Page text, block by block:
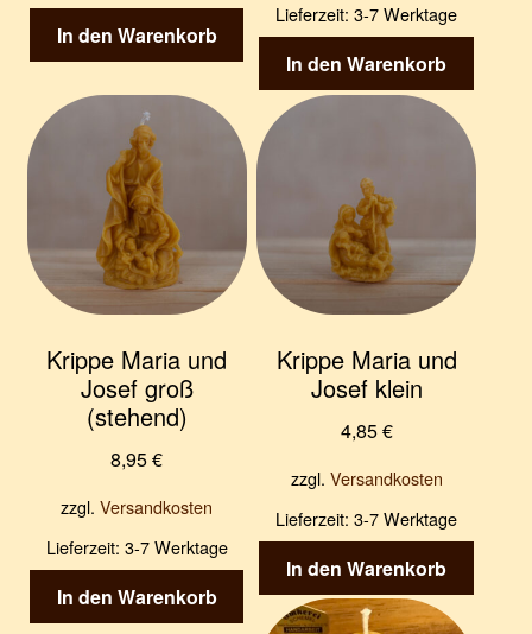
In den Warenkorb
Lieferzeit:3-7 Werktage
In den Warenkorb
Krippe Maria und
Josef groß
(stehend)
8,95€
zzgl.Versandkosten
Lieferzeit: 3-7 Werktage
In den Warenkorb
Krippe Maria und
Josef klein
4,85€
zzgl. Versandkosten
Lieferzeit:3-7 Werktage
In den Warenkorb